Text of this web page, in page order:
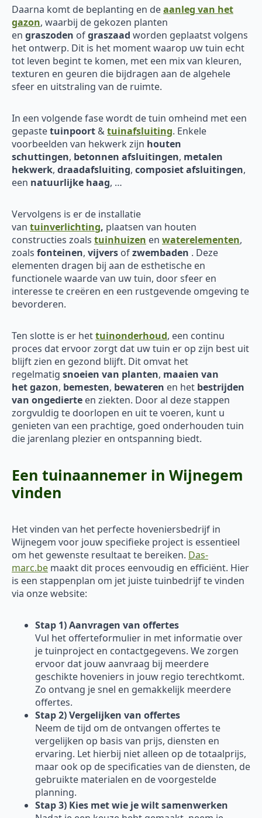
Daarna komt de beplanting en deaanleg van het
gazon, waarbij de gekozen planten
en graszoden ofgraszaad worden geplaatst volgens
het ontwerp. Dit is het moment waarop uw tuin echt
tot leven begint te komen, met een mix van kleuren,
texturen en geuren die bijdragen aan de algehele
sfeer en uitstraling van de ruimte.
In een volgende fase wordt de tuin omheind met een
gepastetuinpoort &tuinafsluiting. Enkele
voorbeelden van hekwerk zijn houten
schuttingen, betonnen afsluitingen, metalen
hekwerk, draadafsluiting, composiet afsluitingen,
een natuurlijke haag, …
Vervolgens is er de installatie
van tuinverlichting, plaatsen van houten
constructies zoals tuinhuizen en waterelementen,
zoals fonteinen, vijvers ofzwembaden . Deze
elementen dragen bij aan de esthetische en
functionele waarde van uw tuin, door sfeer en
interesse te creëren en een rustgevende omgeving te
bevorderen.
Ten slotte is er hettuinonderhoud, een continu
proces dat ervoor zorgt dat uw tuin er op zijn best uit
blijft zien en gezond blijft. Dit omvat het
regelmatig snoeien van planten, maaien van
hetgazon, bemesten, bewateren en het bestrijden
van ongedierte en ziekten. Door al deze stappen
zorgvuldig te doorlopen en uit te voeren, kunt u
genieten van een prachtige, goed onderhouden tuin
die jarenlang plezier en ontspanning biedt.
Een tuinaannemer in Wijnegem
vinden
Het vinden van het perfecte hoveniersbedrijf in
Wijnegem voor jouw specifieke project is essentieel
om het gewenste resultaat te bereiken. Das-
marc.be maakt dit proces eenvoudig en efficiënt. Hier
is een stappenplan om jet juiste tuinbedrijf te vinden
via onze website:
Stap 1) Aanvragen van offertes
Vul het offerteformulier in met informatie over
je tuinproject en contactgegevens. We zorgen
ervoor dat jouw aanvraag bij meerdere
geschikte hoveniers in jouw regio terechtkomt.
Zo ontvang je snel en gemakkelijk meerdere
offertes.
Stap 2) Vergelijken van offertes
Neem de tijd om de ontvangen offertes te
vergelijken op basis van prijs, diensten en
ervaring. Let hierbij niet alleen op de totaalprijs,
maar ook op de specificaties van de diensten, de
gebruikte materialen en de voorgestelde
planning.
Stap 3) Kies met wie je wilt samenwerken